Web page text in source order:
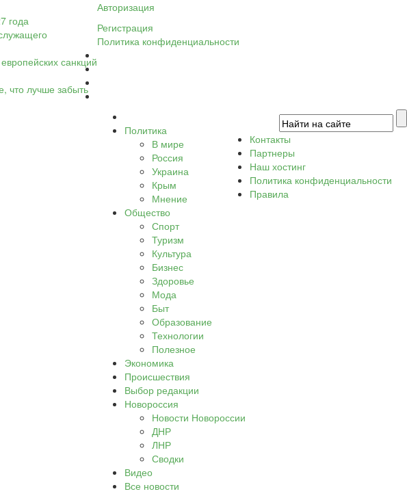
года
санкций
что лучше забыть
Авторизация
Регистрация
Политика конфиденциальности
Политика
В мире
Россия
Украина
Крым
Мнение
Общество
Спорт
Туризм
Культура
Бизнес
Здоровье
Мода
Быт
Образование
Технологии
Полезное
Экономика
Происшествия
Выбор редакции
Новороссия
Новости Новороссии
ДНР
ЛНР
Сводки
Видео
Все новости
Контакты
Партнеры
Наш хостинг
Политика конфиденциальности
Правила